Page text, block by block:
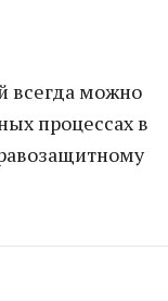
всегда можно
процессах в